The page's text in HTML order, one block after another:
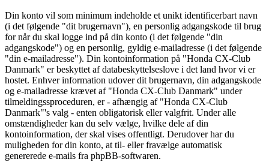
Din konto vil som minimum indeholde et unikt identificerbart navn
(i det følgende "dit brugernavn"), en personlig adgangskode til brug
for når du skal logge ind på din konto (i det følgende "din
adgangskode") og en personlig, gyldig e-mailadresse (i det følgende
"din e-mailadresse"). Din kontoinformation på "Honda CX-Club
Danmark" er beskyttet af databeskyttelseslove i det land hvor vi er
hostet. Enhver information udover dit brugernavn, din adgangskode
og e-mailadresse krævet af "Honda CX-Club Danmark" under
tilmeldingssproceduren, er - afhængig af "Honda CX-Club
Danmark"'s valg - enten obligatorisk eller valgfrit. Under alle
omstændigheder kan du selv vælge, hvilke dele af din
kontoinformation, der skal vises offentligt. Derudover har du
muligheden for din konto, at til- eller fravælge automatisk
genererede e-mails fra phpBB-softwaren.